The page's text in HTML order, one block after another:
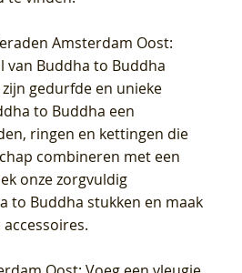
Amsterdam Oost:
van Buddha to Buddha
gedurfde en unieke
to Buddha een
ringen en kettingen die
combineren met een
onze zorgvuldig
to Buddha stukken en maak